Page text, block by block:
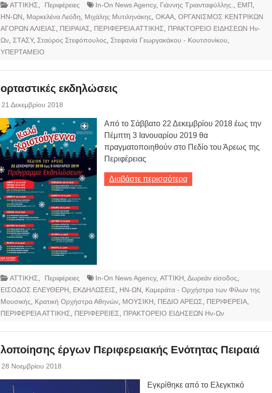
ΑΤΤΙΚΗΣ Περιφέρειες In-On News Agency, Γιάννης Τριανταφύλλης. ΕΜΠ
ΗΝ-ΩΝ
Μαρκελένα Λεόδη Μιχάλης Μυτιληνάκης ΟΚΑΑ ΟΡΓΑΝΙΣΜΟΣ ΚΕΝΤΡΙΚΩΝ
ΑΓΟΡΩΝ ΑΛΙΕΙΑΣ
ΠΕΙΡΑΙΑΣ ΠΕΡΙΦΕΡΕΙΑ ΑΤΤΙΚΗΣ
ΠΡΑΚΤΟΡΕΙΟ ΕΙΔΗΣΕΩΝ Ην-
Ων ΣΤΑΣΥ, Σταύρος Στεφόπουλος Στεφανία Γεωργακάκου - Κουτσονίκου
ΥΠΕΡΤΑΜΕΙΟ
εκδηλώσεις
21 Δεκεμβρίου 2018
Από το Σάββατο 22 Δεκεμβρίου 2018 έως την
Πέμπτη 3 Ιανουαρίου 2019 θα
πραγματοποιηθούν στο Πεδίο του Άρεως της
Περιφέρειας
Διαβάστε περισσότερα
ΑΤΤΙΚΗΣ Περιφέρειες In-On News Agency, ΑΤΤΙΚΗ Δωρεάν είσοδος
ΕΙΣΟΔΟΣ ΕΛΕΥΘΕΡΗ
ΕΚΔΗΛΩΣΕΙΣ ΗΝ-ΩΝ
Καμεράτα - Ορχήστρα των Φίλων της
Μουσικής
Κρατική Ορχήστρα Αθηνών ΜΟΥΣΙΚΗ ΠΕΔΙΟ ΑΡΕΩΣ ΠΕΡΙΦΕΡΕΙΑ
ΠΕΡΙΦΕΡΕΙΑ ΑΤΤΙΚΗΣ
ΠΕΡΙΦΕΡΕΙΕΣ ΠΡΑΚΤΟΡΕΙΟ ΕΙΔΗΣΕΩΝ Ην-Ων
έργων Περιφερειακής Ενότητας Πειραιά
28 Νοεμβρίου 2018
Εγκρίθηκε από το Ελεγκτικό